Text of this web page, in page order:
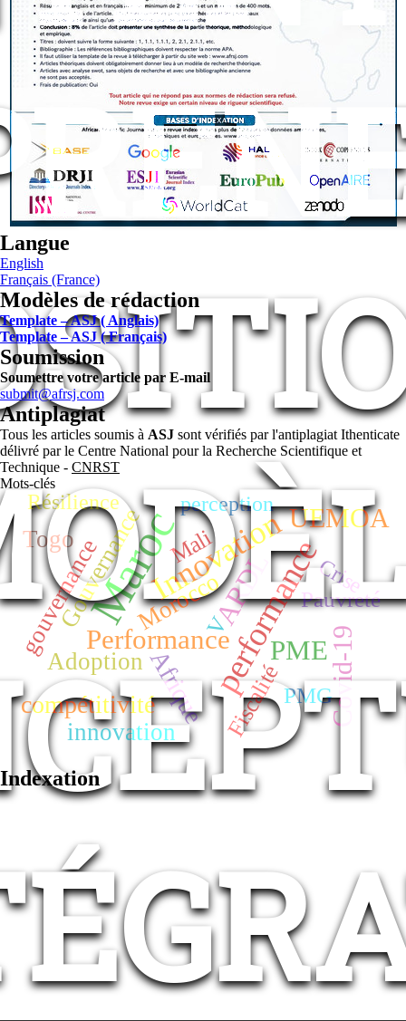
Langue
English
Français (France)
Modèles de rédaction
Template – ASJ ( Anglais)
Template – ASJ ( Français)
Soumission
Soumettre votre article par E-mail
submit@afrsj.com
Antiplagiat
Tous les articles soumis à ASJ sont vérifiés par l'antiplagiat Ithenticate
délivré par le Centre National pour la Recherche Scientifique et
Technique - CNRST
Mots-clés
Marocperformance
Innovation
Performance
ARDL
PMECovid-19
UEMOA
Afrique
compétitivité
GouvernanceMorocco
Adoption
gouvernance
innovation
Togo
Pauvreté
Fiscalité
V
Mali
PMG
perception
Crise
Résilience
Indexation